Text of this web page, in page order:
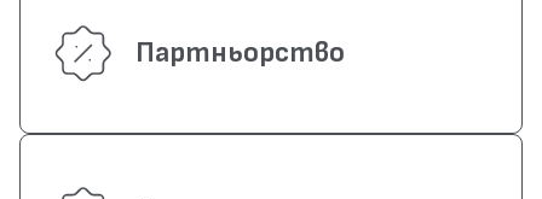
Партньорство